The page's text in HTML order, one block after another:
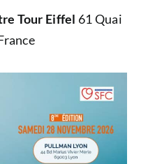
Tour Eiffel 61 Quai